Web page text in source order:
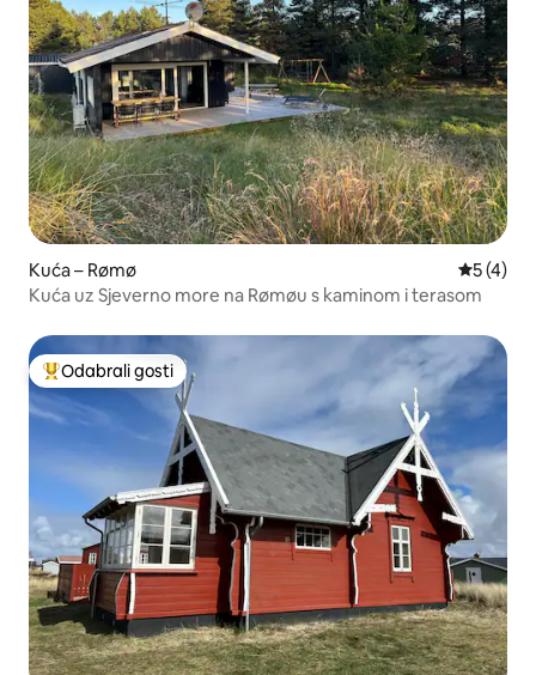
Kuća – Rømø
5 (4)
Kuća uz Sjeverno more na Rømøu s kaminom i terasom
Među najviše rangiranima s oznakom „Odabrali gosti”
Odabrali gosti